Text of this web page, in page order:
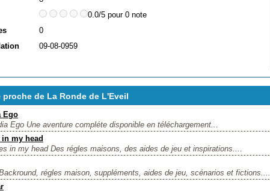
0.0/5 pour 0 note
0
09-08-0959
proche de La Ronde de L'Eveil
Ego
Ego Une aventure compléte disponible en téléchargement...
my head
in my head Des régles maisons, des aides de jeu et inspirations....
régles maison, suppléments, aides de jeu, scénarios et fictions....